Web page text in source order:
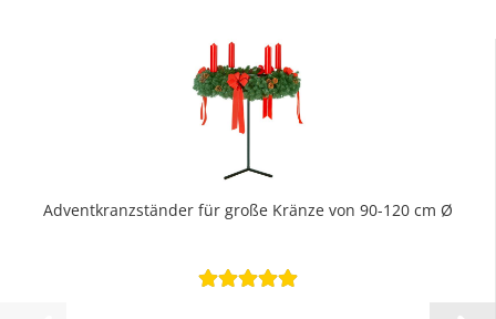
Adventkranzständer für große Kränze von 90-120 cm Ø